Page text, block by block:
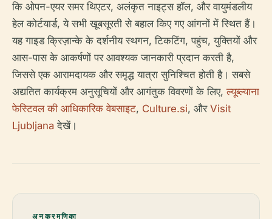
कि ओपन-एयर समर थिएटर, अलंकृत नाइट्स हॉल, और वायुमंडलीय
हेल कोर्टयार्ड, ये सभी खूबसूरती से बहाल किए गए आंगनों में स्थित हैं।
यह गाइड क्रिज़ान्के के दर्शनीय स्थगन, टिकटिंग, पहुंच, युक्तियों और
आस-पास के आकर्षणों पर आवश्यक जानकारी प्रदान करती है,
जिससे एक आरामदायक और समृद्ध यात्रा सुनिश्चित होती है। सबसे
अद्यतित कार्यक्रम अनुसूचियों और आगंतुक विवरणों के लिए,ल्यूब्ल्याना
फेस्टिवल की आधिकारिक वेबसाइट, Culture.si, और Visit
Ljubljana देखें।
अनुक्रमणिका